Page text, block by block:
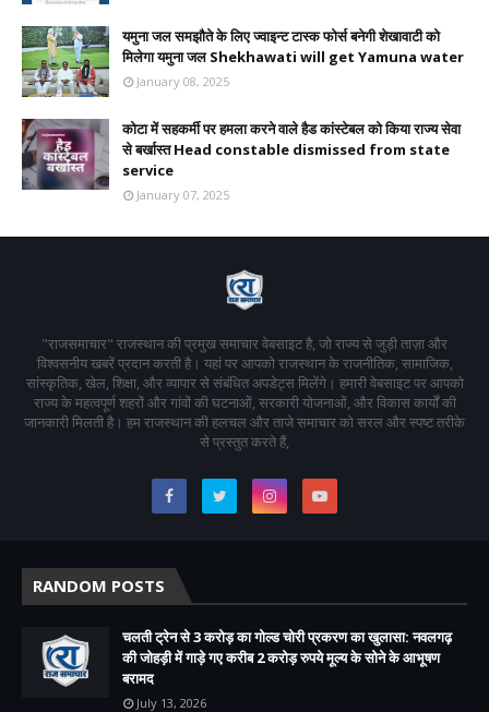
यमुना जल समझौते के लिए ज्वाइन्ट टास्क फोर्स बनेगी शेखावाटी को
मिलेगा यमुना जल Shekhawati will get Yamuna water
January 08, 2025
कोटा में सहकर्मी पर हमला करने वाले हैड कांस्टेबल को किया राज्य सेवा
से बर्खास्त Head constable dismissed from state
service
January 07, 2025
"राजसमाचार" राजस्थान की प्रमुख समाचार वेबसाइट है, जो राज्य से जुड़ी ताज़ा और
विश्वसनीय खबरें प्रदान करती है। यहां पर आपको राजस्थान के राजनीतिक, सामाजिक,
सांस्कृतिक, खेल, शिक्षा, और व्यापार से संबंधित अपडेट्स मिलेंगे। हमारी वेबसाइट पर आपको
राज्य के महत्वपूर्ण शहरों और गांवों की घटनाओं, सरकारी योजनाओं, और विकास कार्यों की
जानकारी मिलती है। हम राजस्थान की हलचल और ताजे समाचार को सरल और स्पष्ट तरीके
से प्रस्तुत करते हैं,
RANDOM POSTS
चलती ट्रेन से 3 करोड़ का गोल्ड चोरी प्रकरण का खुलासा: नवलगढ़
की जोहड़ी में गाड़े गए करीब 2 करोड़ रुपये मूल्य के सोने के आभूषण
बरामद
July 13, 2026